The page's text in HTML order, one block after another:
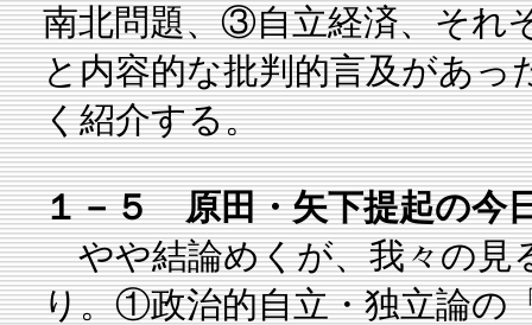
南北問題、③自立経済、それ
と内容的な批判的言及があ
く紹介する。
１－５ 原田・矢下提起の今
やや結論めくが、我々の見
り。①政治的自立・独立論の